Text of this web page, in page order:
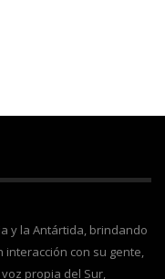
y la Antártida, brindando
con su gente,
propia del Sur,